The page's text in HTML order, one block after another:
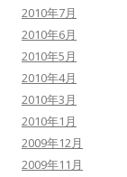
2010年7月
2010年6月
2010年5月
2010年4月
2010年3月
2010年1月
2009年12月
2009年11月